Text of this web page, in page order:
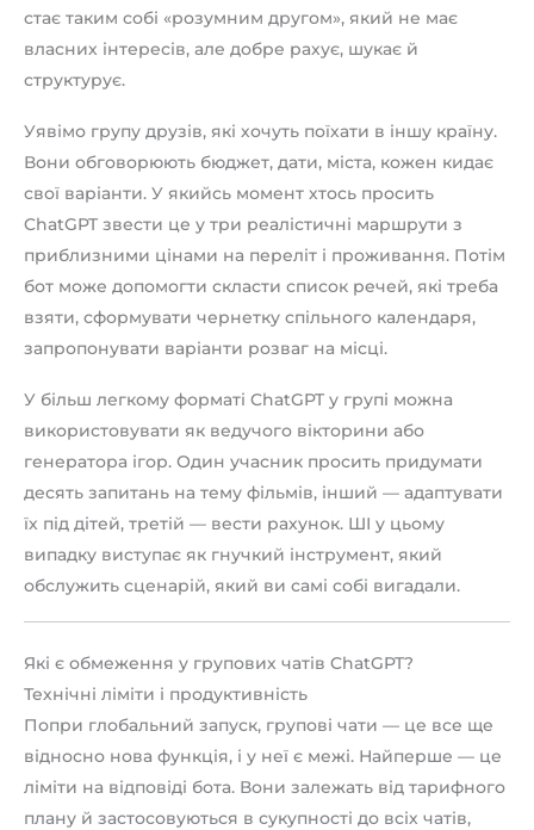
стає таким собі «розумним другом», який не має
власних інтересів, але добре рахує, шукає й
структурує.
Уявімо групу друзів, які хочуть поїхати в іншу країну.
Вони обговорюють бюджет, дати, міста, кожен кидає
свої варіанти. У якийсь момент хтось просить
ChatGPT звести це у три реалістичні маршрути з
приблизними цінами на переліт і проживання. Потім
бот може допомогти скласти список речей, які треба
взяти, сформувати чернетку спільного календаря,
запропонувати варіанти розваг на місці.
У більш легкому форматі ChatGPT у групі можна
використовувати як ведучого вікторини або
генератора ігор. Один учасник просить придумати
десять запитань на тему фільмів, інший — адаптувати
їх під дітей, третій — вести рахунок. ШІ у цьому
випадку виступає як гнучкий інструмент, який
обслужить сценарій, який ви самі собі вигадали.
Які є обмеження у групових чатів ChatGPT?
Технічні ліміти і продуктивність
Попри глобальний запуск, групові чати — це все ще
відносно нова функція, і у неї є межі. Найперше — це
ліміти на відповіді бота. Вони залежать від тарифного
плану й застосовуються в сукупності до всіх чатів,